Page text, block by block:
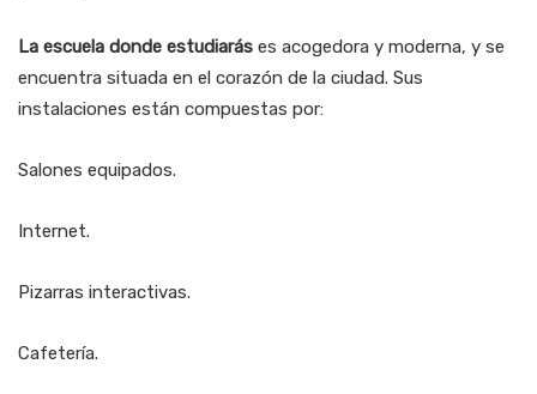
La escuela donde estudiarás es acogedora y moderna, y se
encuentra situada en el corazón de la ciudad. Sus
instalaciones están compuestas por:
Salones equipados.
Internet.
Pizarras interactivas.
Cafetería.